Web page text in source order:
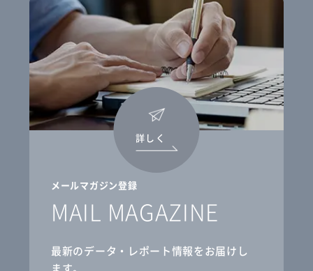
メールマガジン登録
MAIL MAGAZINE
最新のデータ・レポート情報をお届けし
ます。
詳しく